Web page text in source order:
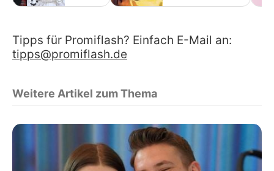
Tipps für Promiflash? Einfach E-Mail an:
tipps@promiflash.de
Weitere Artikel zum Thema